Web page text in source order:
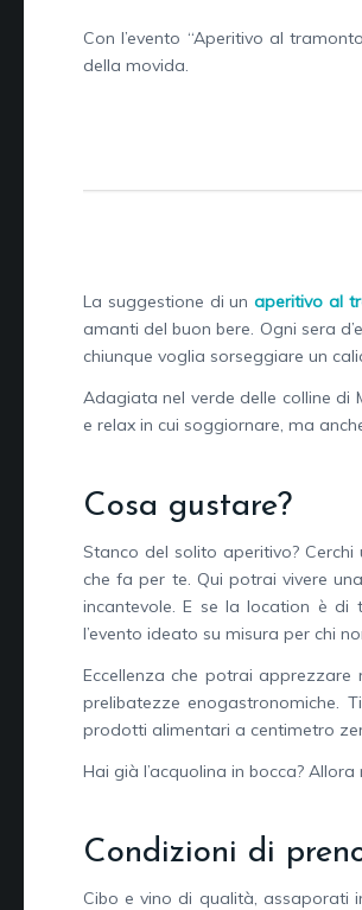
Con l’evento “Aperitivo al
della movida.
La suggestione di unaperitivo al
amanti del buon bere. Ogni sera
chiunque voglia sorseggiare un
Adagiata nel verde delle colline di
e relax in cui soggiornare, ma
Cosa gustare?
Stanco del solito aperitivo?
che fa per te. Qui potrai vivere
incantevole. E se la location è
l’evento ideato su misura per chi
Eccellenza che potrai apprezzare
prelibatezze enogastronomiche.
prodotti alimentari a centimetro
Hai già l’acquolina in bocca?
Condizioni di
Cibo e vino di qualità, assaporati